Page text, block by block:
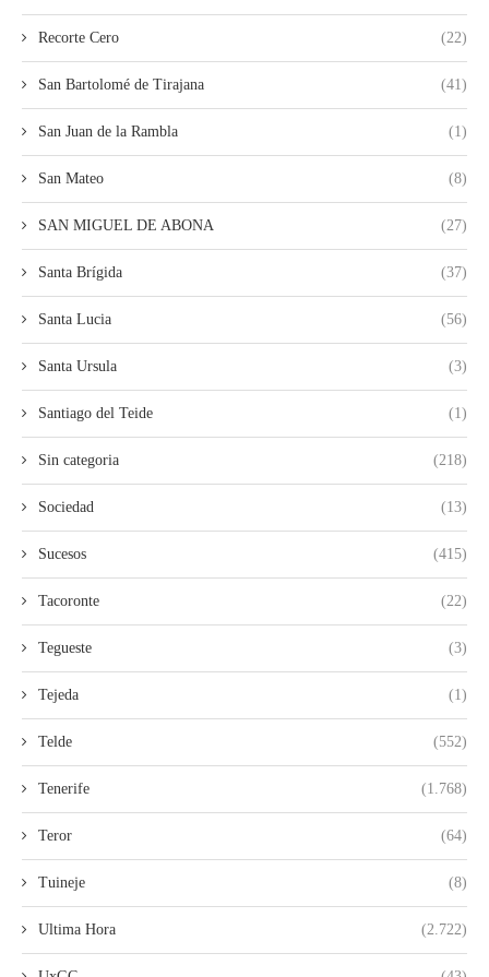
Recorte Cero (22)
San Bartolomé de Tirajana (41)
San Juan de la Rambla (1)
San Mateo (8)
SAN MIGUEL DE ABONA (27)
Santa Brígida (37)
Santa Lucia (56)
Santa Ursula (3)
Santiago del Teide (1)
Sin categoria (218)
Sociedad (13)
Sucesos (415)
Tacoronte (22)
Tegueste (3)
Tejeda (1)
Telde (552)
Tenerife (1.768)
Teror (64)
Tuineje (8)
Ultima Hora (2.722)